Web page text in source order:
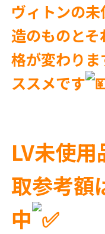
ヴィトンの
造のものと
格が変わり
ススメです
LV未使
取参考額
中